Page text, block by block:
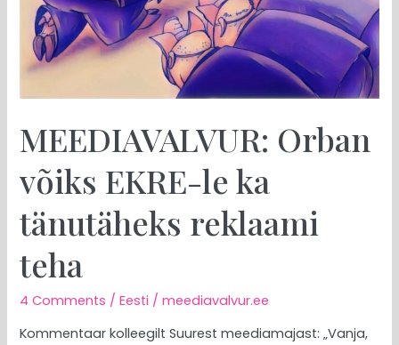
MEEDIAVALVUR: Orban
võiks EKRE-le ka
tänutäheks reklaami
teha
4 Comments /Eesti /meediavalvur.ee
Kommentaar kolleegilt Suurest meediamajast: „Vanja,
reklaami
teha